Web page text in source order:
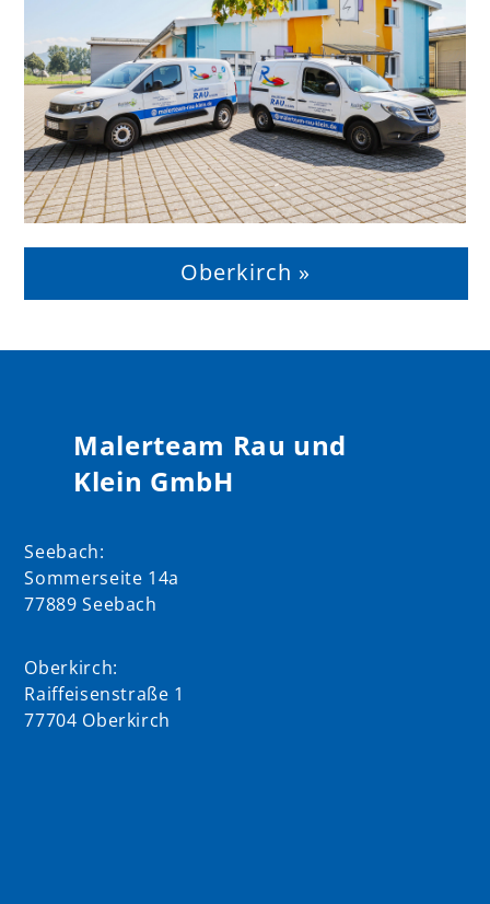
Oberkirch »
Malerteam Rau und
Klein GmbH
Seebach:
Sommerseite 14a
77889 Seebach
Oberkirch:
Raiffeisenstraße 1
77704 Oberkirch